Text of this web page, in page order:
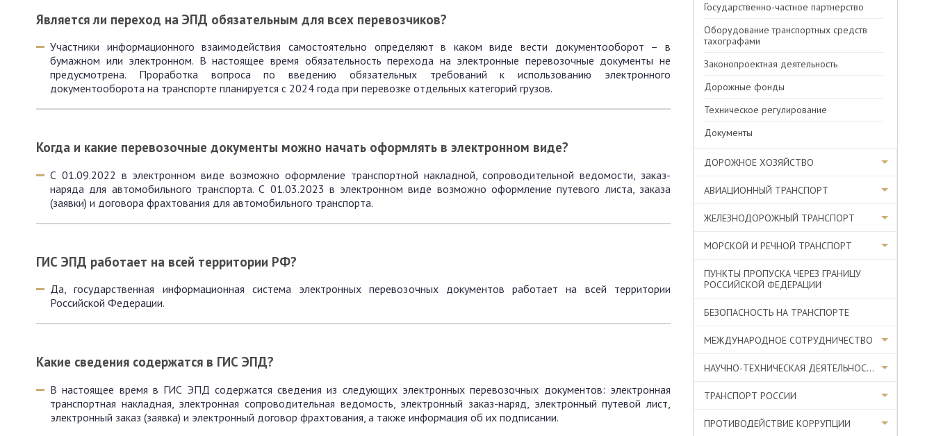
Является ли переход на ЭПД обязательным для всех перевозчиков?
Участники информационного взаимодействия самостоятельно определяют в каком виде вести документооборот – в
бумажном или электронном. В настоящее время обязательность перехода на электронные перевозочные документы не
предусмотрена. Проработка вопроса по введению обязательных требований к использованию электронного
документооборота на транспорте планируется с 2024 года при перевозке отдельных категорий грузов.
Когда и какие перевозочные документы можно начать оформлять в электронном виде?
С 01.09.2022 в электронном виде возможно оформление транспортной накладной, сопроводительной ведомости, заказ-
наряда для автомобильного транспорта. С 01.03.2023 в электронном виде возможно оформление путевого листа, заказа
(заявки) и договора фрахтования для автомобильного транспорта.
ГИС ЭПД работает на всей территории РФ?
Да, государственная информационная система электронных перевозочных документов работает на всей территории
Российской Федерации.
Какие сведения содержатся в ГИС ЭПД?
В настоящее время в ГИС ЭПД содержатся сведения из следующих электронных перевозочных документов: электронная
транспортная накладная, электронная сопроводительная ведомость, электронный заказ-наряд, электронный путевой лист,
электронный заказ (заявка) и электронный договор фрахтования, а также информация об их подписании.
Государственно-частное партнерство
Оборудование транспортных средств
тахографами
Законопроектная деятельность
Дорожные фонды
Техническое регулирование
Документы
ДОРОЖНОЕ ХОЗЯЙСТВО
АВИАЦИОННЫЙ ТРАНСПОРТ
ЖЕЛЕЗНОДОРОЖНЫЙ ТРАНСПОРТ
МОРСКОЙ И РЕЧНОЙ ТРАНСПОРТ
ПУНКТЫ ПРОПУСКА ЧЕРЕЗ ГРАНИЦУ
РОССИЙСКОЙ ФЕДЕРАЦИИ
БЕЗОПАСНОСТЬ НА ТРАНСПОРТЕ
МЕЖДУНАРОДНОЕ СОТРУДНИЧЕСТВО
НАУЧНО-ТЕХНИЧЕСКАЯ ДЕЯТЕЛЬНОСТЬ
ТРАНСПОРТ РОССИИ
ПРОТИВОДЕЙСТВИЕ КОРРУПЦИИ